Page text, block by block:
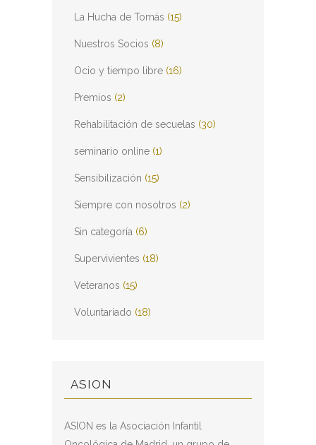
La Hucha de Tomás (15)
Nuestros Socios (8)
Ocio y tiempo libre (16)
Premios (2)
Rehabilitación de secuelas (30)
seminario online (1)
Sensibilización (15)
Siempre con nosotros (2)
Sin categoría (6)
Supervivientes (18)
Veteranos (15)
Voluntariado (18)
ASION
ASION es la Asociación Infantil